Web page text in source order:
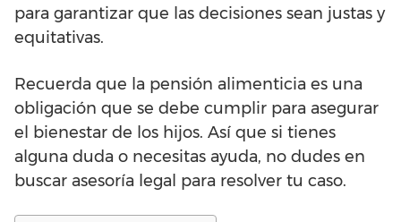
para garantizar que las decisiones sean justas y
equitativas.
Recuerda que la pensión alimenticia es una
obligación que se debe cumplir para asegurar
el bienestar de los hijos. Así que si tienes
alguna duda o necesitas ayuda, no dudes en
buscar asesoría legal para resolver tu caso.